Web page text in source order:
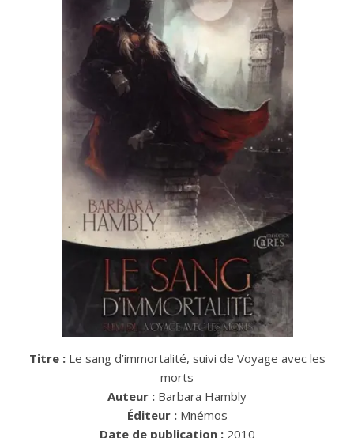
Titre : Le sang d’immortalité, suivi de Voyage avec les
morts
Auteur : Barbara Hambly
Éditeur : Mnémos
Date de publication : 2010